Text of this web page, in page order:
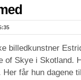
billedkunstner
of Skye i Skotland.
får hun dagene